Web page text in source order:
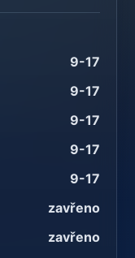
9-17
9-17
9-17
9-17
9-17
zavřeno
zavřeno